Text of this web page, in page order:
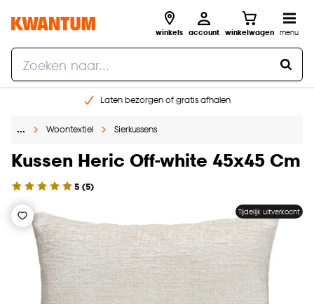
winkels account winkelwagen menu
Laten bezorgen of gratis afhalen
Gratis raam advies en opmeten aan huis
… Woontextiel Sierkussens
Kussen Heric Off-white 45x45 Cm
5 (5)
Tijdelijk uitverkocht